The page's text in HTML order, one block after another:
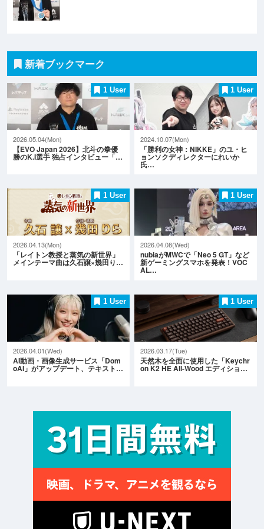
新着ブックマーク
1 User
2026.05.04(Mon)
【EVO Japan 2026】北斗の拳優
勝のK.I選手 独占インタビュー「…
1 User
2024.10.07(Mon)
「勝利の女神：NIKKE」のユ・ヒ
ョンソクディレクターにれいか
氏…
1 User
2026.04.13(Mon)
「レイトン教授と蒸気の新世界」
メインテーマ曲は久石譲×幾田り…
1 User
2026.04.08(Wed)
nubiaがMWCで「Neo 5 GT」など
新ゲーミングスマホを発表！VOC
AL…
1 User
2026.04.01(Wed)
AI動画・画像生成サービス「Dom
oAI」がアップデート、テキスト…
1 User
2026.03.17(Tue)
天然木を全面に使用した「Keychr
on K2 HE All-Wood エディショ…